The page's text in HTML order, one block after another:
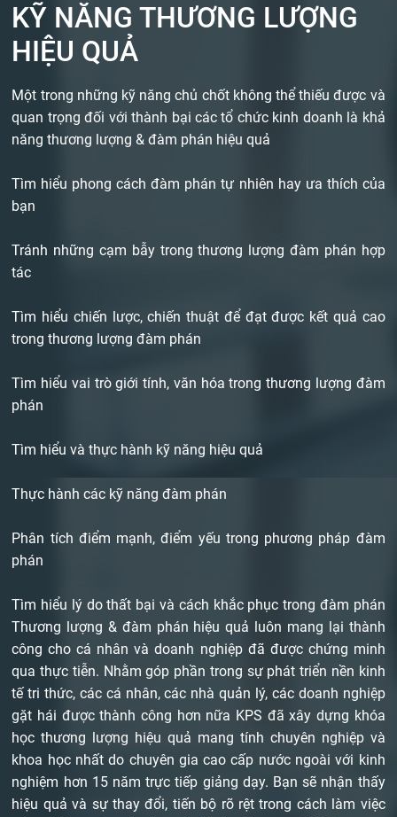
KỸ NĂNG THƯƠNG LƯỢNG
HIỆU QUẢ
Một trong những kỹ năng chủ chốt không thể thiếu được và
quan trọng đối với thành bại các tổ chức kinh doanh là khả
năng thương lượng & đàm phán hiệu quả
Tìm hiểu phong cách đàm phán tự nhiên hay ưa thích của
bạn
Tránh những cạm bẫy trong thương lượng đàm phán hợp
tác
Tìm hiểu chiến lược, chiến thuật để đạt được kết quả cao
trong thương lượng đàm phán
Tìm hiểu vai trò giới tính, văn hóa trong thương lượng đàm
phán
Tìm hiểu và thực hành kỹ năng hiệu quả
Thực hành các kỹ năng đàm phán
Phân tích điểm mạnh, điểm yếu trong phương pháp đàm
phán
Tìm hiểu lý do thất bại và cách khắc phục trong đàm phán
Thương lượng & đàm phán hiệu quả luôn mang lại thành
công cho cá nhân và doanh nghiệp đã được chứng minh
qua thực tiễn. Nhằm góp phần trong sự phát triển nền kinh
tế tri thức, các cá nhân, các nhà quản lý, các doanh nghiệp
gặt hái được thành công hơn nữa KPS đã xây dựng khóa
học thương lượng hiệu quả mang tính chuyên nghiệp và
khoa học nhất do chuyên gia cao cấp nước ngoài với kinh
nghiệm hơn 15 năm trực tiếp giảng dạy. Bạn sẽ nhận thấy
hiệu quả và sự thay đổi, tiến bộ rõ rệt trong cách làm việc